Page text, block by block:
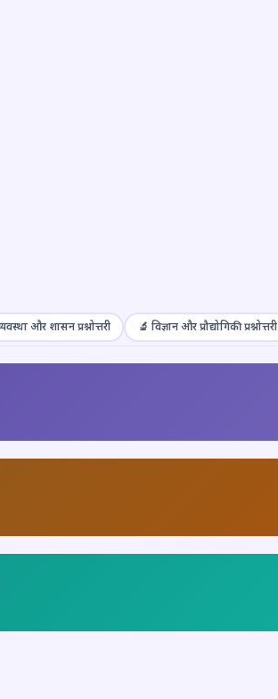
और शासन प्रश्नोत्तरी 🔬 विज्ञान और प्रौद्योगिकी प्रश्नोत्तरी